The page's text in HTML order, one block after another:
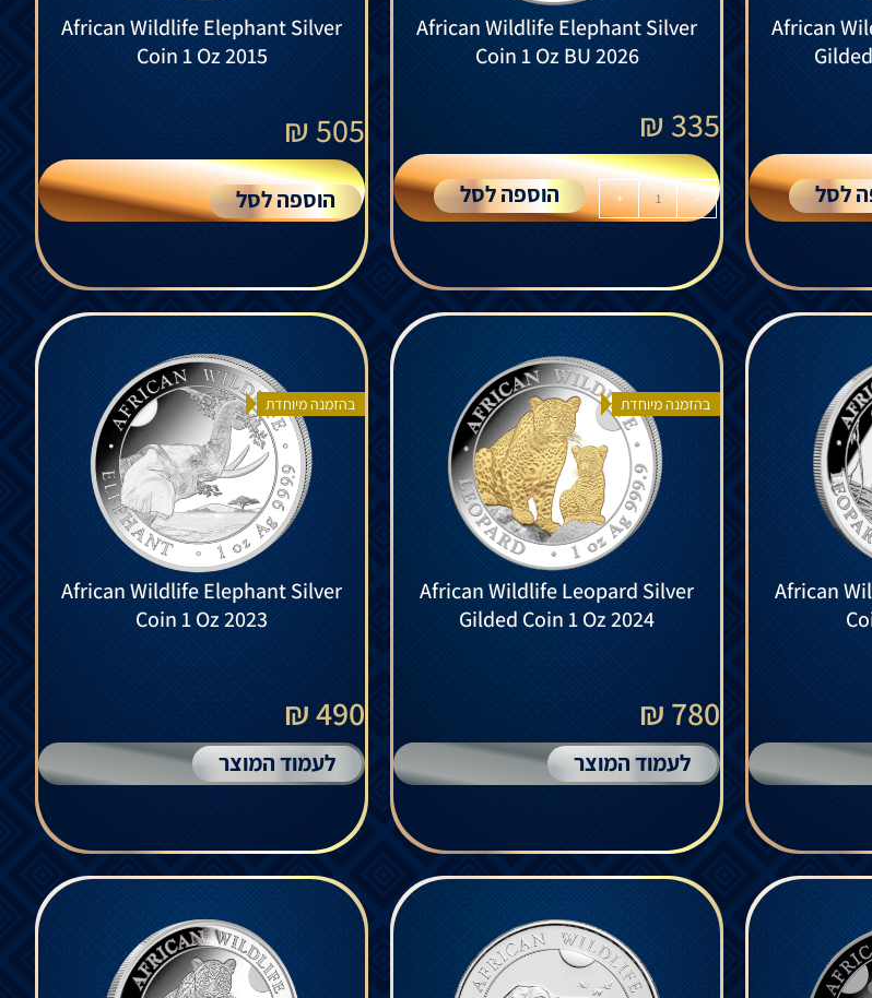
African
לסל
African Wildlife Elephant Silver
Coin 1 Oz BU 2026
335
₪
-
+ הוספה לסל
African Wildlife Elephant Silver
Coin 1 Oz 2015
505
₪
הוספה לסל
African
בהזמנה מיוחדת
African Wildlife Leopard Silver
Gilded Coin 1 Oz 2024
780 ₪
לעמוד המוצר
בהזמנה מיוחדת
African Wildlife Elephant Silver
Coin 1 Oz 2023
490 ₪
לעמוד המוצר